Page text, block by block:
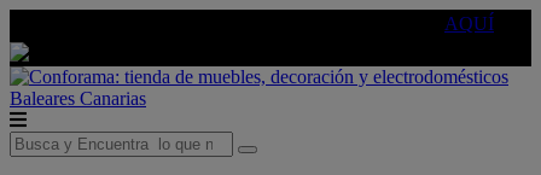
AQUÍ
Baleares Canarias